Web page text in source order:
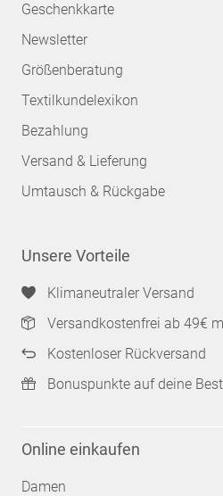
Geschenkkarte
Newsletter
Größenberatung
Textilkundelexikon
Bezahlung
Versand & Lieferung
Umtausch & Rückgabe
Unsere Vorteile
Klimaneutraler Versand
Versandkostenfrei ab 49€
Kostenloser Rückversand
Bonuspunkte auf deine
Online einkaufen
Damen